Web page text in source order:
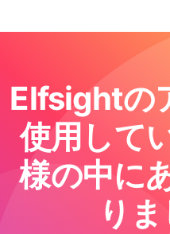
Elfsightの
使用して
様の中に
り